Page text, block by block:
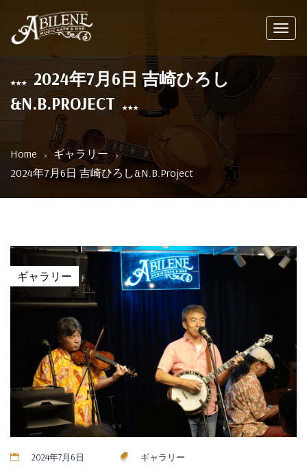
2024年7月6日 吉崎ひろし
&N.B.PROJECT
Home
ギャラリー
2024年7月6日 吉崎ひろし&N.B.Project
ギャラリー
2024年7月6日 ギャラリー